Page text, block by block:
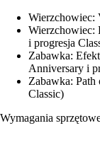
Wierzchowiec:
Wierzchowiec:
i progresja
Zabawka:
Anniversary i
Zabawka:
Classic)
Wymagania